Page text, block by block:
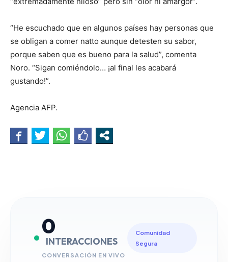
“He escuchado que en algunos países hay personas que
se obligan a comer natto aunque detesten su sabor,
porque saben que es bueno para la salud”, comenta
Noro. “Sigan comiéndolo… ¡al final les acabará
gustando!”.
Agencia AFP.
0
INTERACCIONES
CONVERSACIÓN EN VIVO
Comunidad
Segura